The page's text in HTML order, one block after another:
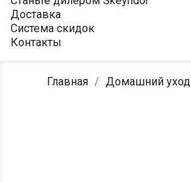
Доставка
Система скидок
Контакты
Главная Домашний уход